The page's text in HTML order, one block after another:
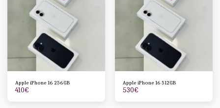
Apple iPhone 16 256GB
410€
Apple iPhone 16 512GB
530€